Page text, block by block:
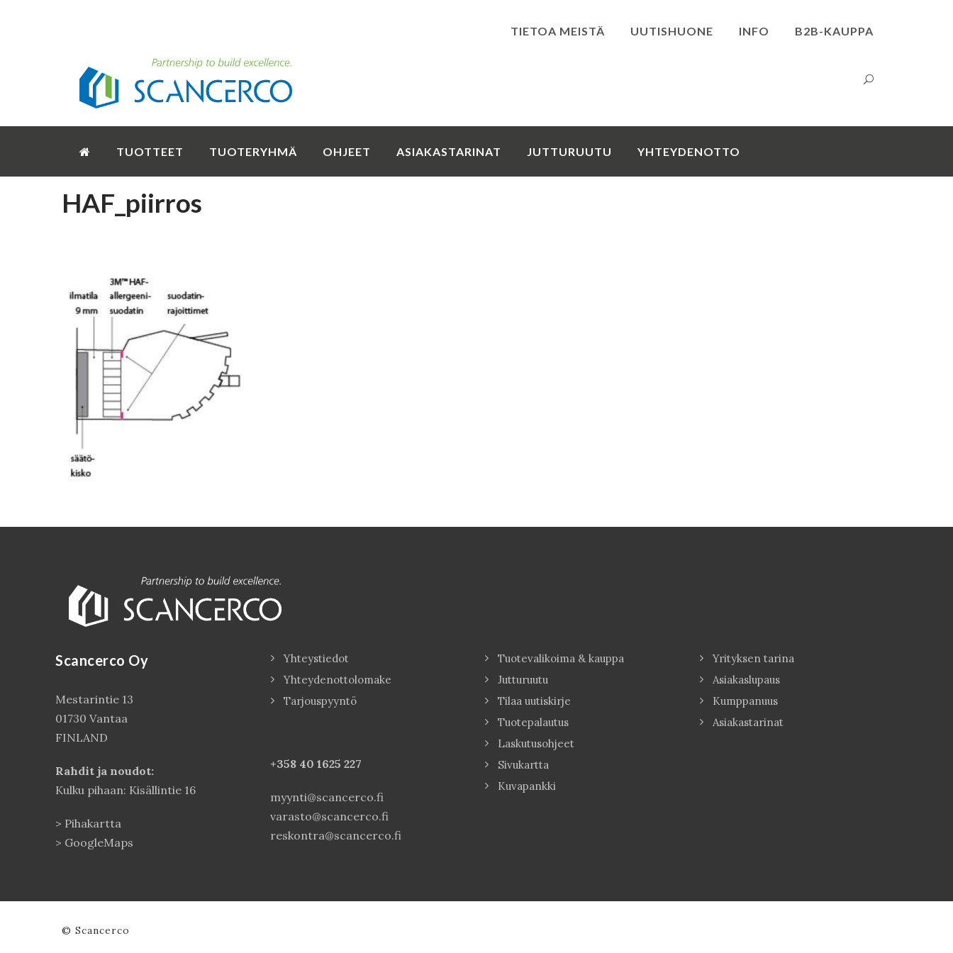
TIETOA MEISTÄ UUTISHUONE INFO B2B-KAUPPA
TUOTTEET TUOTERYHMÄ OHJEET ASIAKASTARINAT JUTTURUUTU YHTEYDENOTTO
HAF_piirros
Scancerco Oy
Mestarintie 13
01730 Vantaa
FINLAND
Rahdit ja noudot:
Kulku pihaan: Kisällintie 16
> Pihakartta
> GoogleMaps
Yhteystiedot
Yhteydenottolomake
Tarjouspyyntö
+358 40 1625 227
myynti@scancerco.fi
varasto@scancerco.fi
reskontra@scancerco.fi
Tuotevalikoima & kauppa
Jutturuutu
Tilaa uutiskirje
Tuotepalautus
Laskutusohjeet
Sivukartta
Kuvapankki
Yrityksen tarina
Asiakaslupaus
Kumppanuus
Asiakastarinat
© Scancerco